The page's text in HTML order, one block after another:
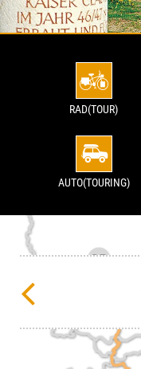
RAD(TOUR)
AUTO(TOURING)